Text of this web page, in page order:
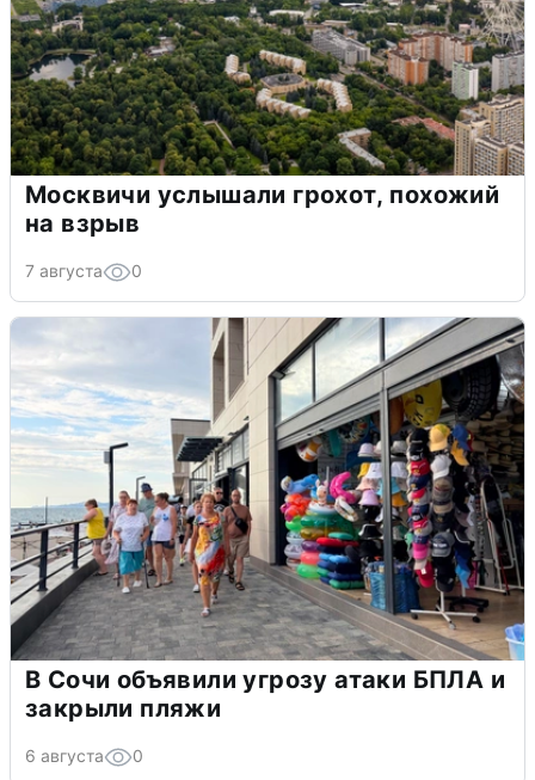
Москвичи услышали грохот, похожий
на взрыв
7 августа 0
В Сочи объявили угрозу атаки БПЛА и
закрыли пляжи
6 августа 0